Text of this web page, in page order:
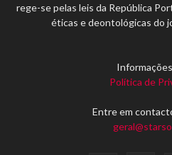
rege-se pelas leis da República
éticas e deontológicas do
Política de
Entre em